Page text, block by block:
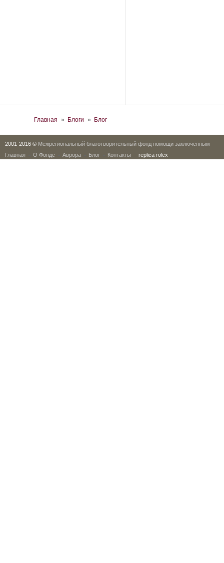
Главная » Блоги » Блог
2001-2016 © Межрегиональный благотворительный фонд помощи заключенным
Главная
О Фонде Аврора Блог Контакты replica rolex